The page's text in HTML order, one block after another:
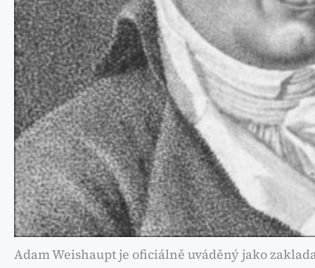
Adam Weishaupt je oficiálně uváděný jako